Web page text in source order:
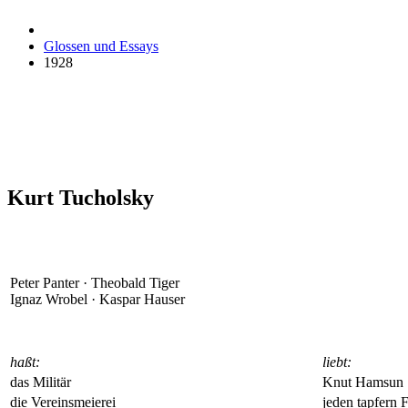
Glossen und Essays
1928
Kurt Tucholsky
Peter Panter · Theobald Tiger
Ignaz Wrobel · Kaspar Hauser
haßt:
liebt:
das Militär
Knut Hamsun
die Vereinsmeierei
jeden tapfern